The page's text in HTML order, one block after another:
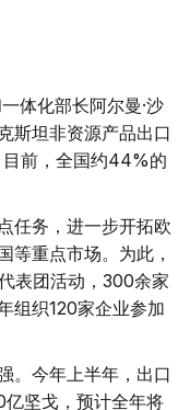
体化部长阿尔曼·沙
斯坦非资源产品出口
目前，全国约44%的
任务，进一步开拓欧
等重点市场。为此，
表团活动，300余家
组织120家企业参加
。今年上半年，出口
坚戈，预计全年将